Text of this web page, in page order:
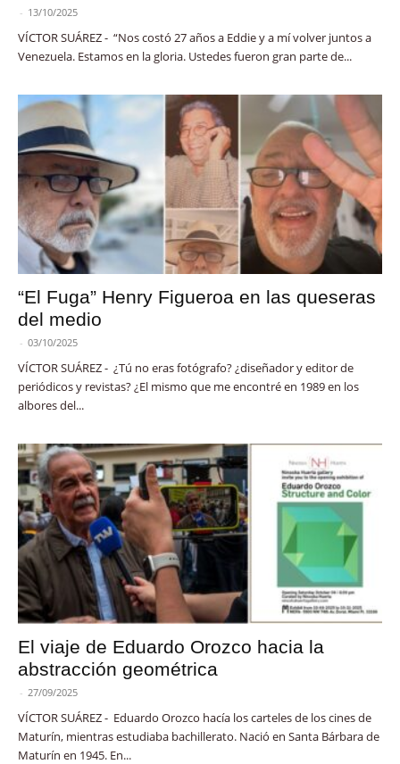
- 13/10/2025
VÍCTOR SUÁREZ - “Nos costó 27 años a Eddie y a mí volver juntos a
Venezuela. Estamos en la gloria. Ustedes fueron gran parte de...
“El Fuga” Henry Figueroa en las queseras
del medio
- 03/10/2025
VÍCTOR SUÁREZ - ¿Tú no eras fotógrafo? ¿diseñador y editor de
periódicos y revistas? ¿El mismo que me encontré en 1989 en los
albores del...
El viaje de Eduardo Orozco hacia la
abstracción geométrica
- 27/09/2025
VÍCTOR SUÁREZ - Eduardo Orozco hacía los carteles de los cines de
Maturín, mientras estudiaba bachillerato. Nació en Santa Bárbara de
Maturín en 1945. En...